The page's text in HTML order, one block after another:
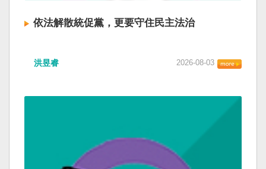
依法解散統促黨，更要守住民主法治
洪昱睿 2026-08-03